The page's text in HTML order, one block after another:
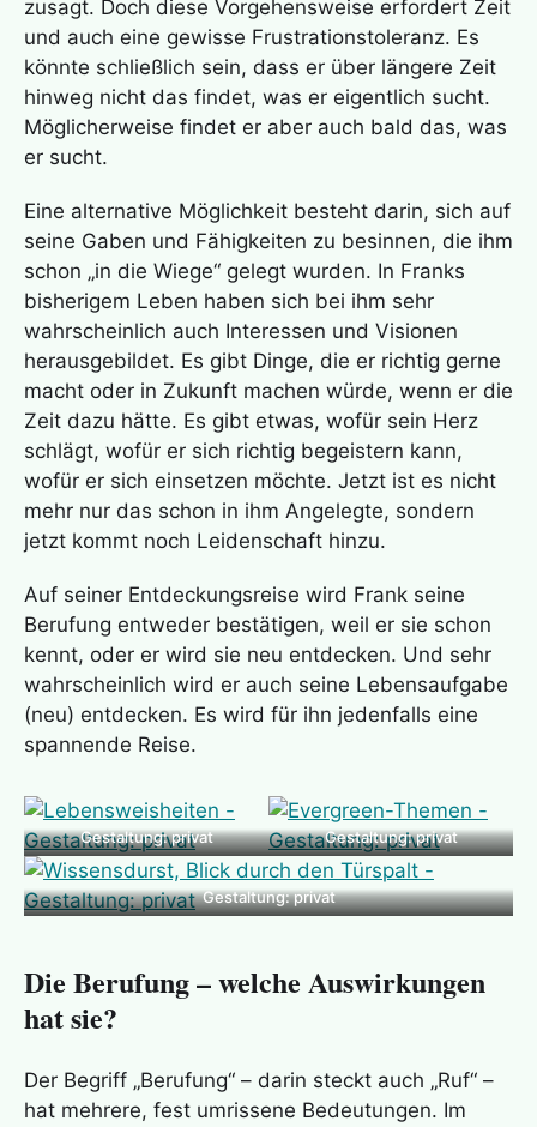
zusagt. Doch diese Vorgehensweise erfordert Zeit
und auch eine gewisse Frustrationstoleranz. Es
könnte schließlich sein, dass er über längere Zeit
hinweg nicht das findet, was er eigentlich sucht.
Möglicherweise findet er aber auch bald das, was
er sucht.
Eine alternative Möglichkeit besteht darin, sich auf
seine Gaben und Fähigkeiten zu besinnen, die ihm
schon „in die Wiege“ gelegt wurden. In Franks
bisherigem Leben haben sich bei ihm sehr
wahrscheinlich auch Interessen und Visionen
herausgebildet. Es gibt Dinge, die er richtig gerne
macht oder in Zukunft machen würde, wenn er die
Zeit dazu hätte. Es gibt etwas, wofür sein Herz
schlägt, wofür er sich richtig begeistern kann,
wofür er sich einsetzen möchte. Jetzt ist es nicht
mehr nur das schon in ihm Angelegte, sondern
jetzt kommt noch Leidenschaft hinzu.
Auf seiner Entdeckungsreise wird Frank seine
Berufung entweder bestätigen, weil er sie schon
kennt, oder er wird sie neu entdecken. Und sehr
wahrscheinlich wird er auch seine Lebensaufgabe
(neu) entdecken. Es wird für ihn jedenfalls eine
spannende Reise.
Gestaltung: privat Gestaltung: privat
Gestaltung: privat
Die Berufung – welche Auswirkungen
hat sie?
Der Begriff „Berufung“ – darin steckt auch „Ruf“ –
hat mehrere, fest umrissene Bedeutungen. Im